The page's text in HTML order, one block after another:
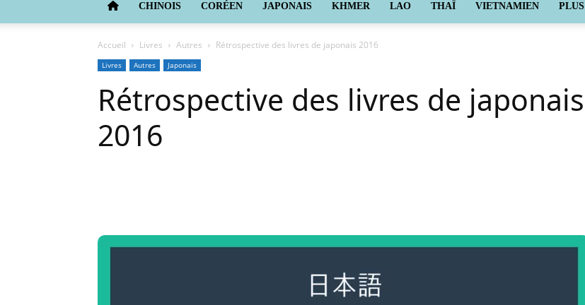
CHINOIS CORÉEN JAPONAIS KHMER LAO THAÏ VIETNAMIEN PLUS
Accueil Livres Autres Rétrospective des livres de japonais 2016
Livres Autres Japonais
Rétrospective des livres de japonais
2016